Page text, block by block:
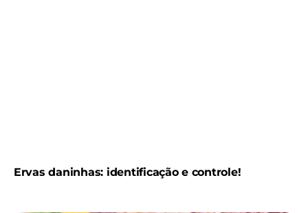
Ervas daninhas: identificação e controle!